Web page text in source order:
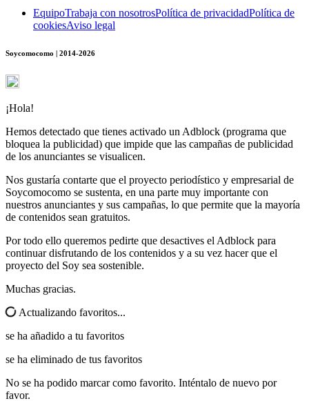
EquipoTrabaja con nosotrosPolítica de privacidadPolítica de
cookiesAviso legal
Soycomocomo | 2014-2026
¡Hola!
Hemos detectado que tienes activado un Adblock (programa que
bloquea la publicidad) que impide que las campañas de publicidad
de los anunciantes se visualicen.
Nos gustaría contarte que el proyecto periodístico y empresarial de
Soycomocomo se sustenta, en una parte muy importante con
nuestros anunciantes y sus campañas, lo que permite que la mayoría
de contenidos sean gratuitos.
Por todo ello queremos pedirte que desactives el Adblock para
continuar disfrutando de los contenidos y a su vez hacer que el
proyecto del Soy sea sostenible.
Muchas gracias.
Actualizando favoritos...
se ha añadido a tu favoritos
se ha eliminado de tus favoritos
No se ha podido marcar como favorito. Inténtalo de nuevo por
favor.